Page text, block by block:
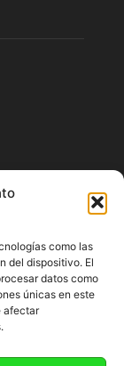
como las
del dispositivo. El
datos como
únicas en este
afectar